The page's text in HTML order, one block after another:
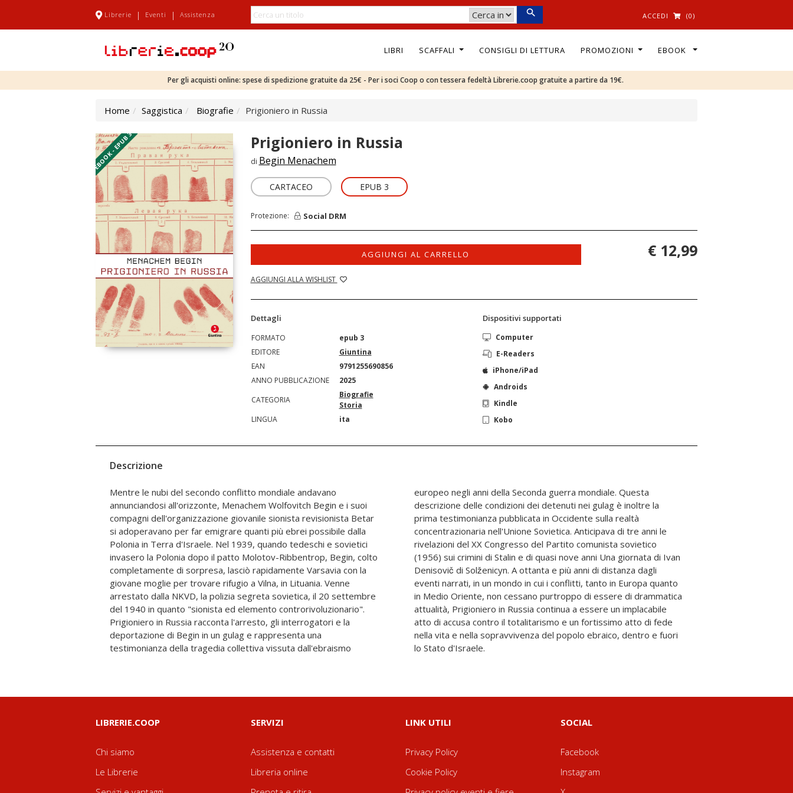
Librerie | Eventi | Assistenza ACCEDI (0)
LIBRI SCAFFALI CONSIGLI DI LETTURA PROMOZIONI EBOOK
Per gli acquisti online: spese di spedizione gratuite da 25€ - Per i soci Coop o con tessera fedeltà Librerie.coop gratuite a partire da 19€.
Home Saggistica Biografie Prigioniero in Russia
EBOOK - EPUB 3 Prigioniero in Russia
di Begin Menachem
CARTACEO EPUB 3
Protezione: Social DRM
AGGIUNGI AL CARRELLO
AGGIUNGI ALLA WISHLIST
€ 12,99
Dettagli
FORMATO
epub 3
EDITORE
Giuntina
EAN
9791255690856
ANNO PUBBLICAZIONE
2025
CATEGORIA
Biografie
Storia
LINGUA
ita
Dispositivi supportati
Computer
E-Readers
iPhone/iPad
Androids
Kindle
Kobo
Descrizione
Mentre le nubi del secondo conflitto mondiale andavano
annunciandosi all'orizzonte, Menachem Wolfovitch Begin e i suoi
compagni dell'organizzazione giovanile sionista revisionista Betar
si adoperavano per far emigrare quanti più ebrei possibile dalla
Polonia in Terra d'Israele. Nel 1939, quando tedeschi e sovietici
invasero la Polonia dopo il patto Molotov-Ribbentrop, Begin, colto
completamente di sorpresa, lasciò rapidamente Varsavia con la
giovane moglie per trovare rifugio a Vilna, in Lituania. Venne
arrestato dalla NKVD, la polizia segreta sovietica, il 20 settembre
del 1940 in quanto "sionista ed elemento controrivoluzionario".
Prigioniero in Russia racconta l'arresto, gli interrogatori e la
deportazione di Begin in un gulag e rappresenta una
testimonianza della tragedia collettiva vissuta dall'ebraismo
europeo negli anni della Seconda guerra mondiale. Questa
descrizione delle condizioni dei detenuti nei gulag è inoltre la
prima testimonianza pubblicata in Occidente sulla realtà
concentrazionaria nell'Unione Sovietica. Anticipava di tre anni le
rivelazioni del XX Congresso del Partito comunista sovietico
(1956) sui crimini di Stalin e di quasi nove anni Una giornata di Ivan
Denisovič di Solženicyn. A ottanta e più anni di distanza dagli
eventi narrati, in un mondo in cui i conflitti, tanto in Europa quanto
in Medio Oriente, non cessano purtroppo di essere di drammatica
attualità, Prigioniero in Russia continua a essere un implacabile
atto di accusa contro il totalitarismo e un fortissimo atto di fede
nella vita e nella sopravvivenza del popolo ebraico, dentro e fuori
lo Stato d'Israele.
LIBRERIE.COOP
Chi siamo
Le Librerie
SERVIZI
Assistenza e contatti
Libreria online
LINK UTILI
Privacy Policy
Cookie Policy
SOCIAL
Facebook
Instagram